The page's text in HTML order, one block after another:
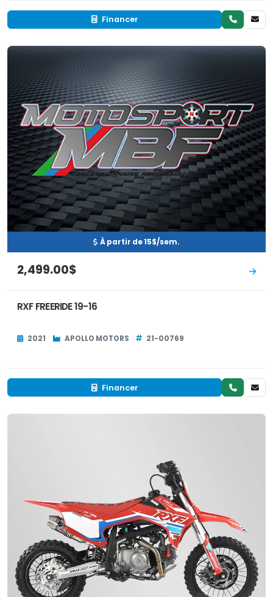
Financer
Neuf
À partir de 15$/sem.
2,499.00$
RXF FREERIDE 19-16
2021 APOLLO MOTORS 21-00769
Financer